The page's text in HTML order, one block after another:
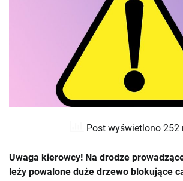
Post wyświetlono 252
Uwaga kierowcy! Na drodze
leży powalone duże drzewo blokujące